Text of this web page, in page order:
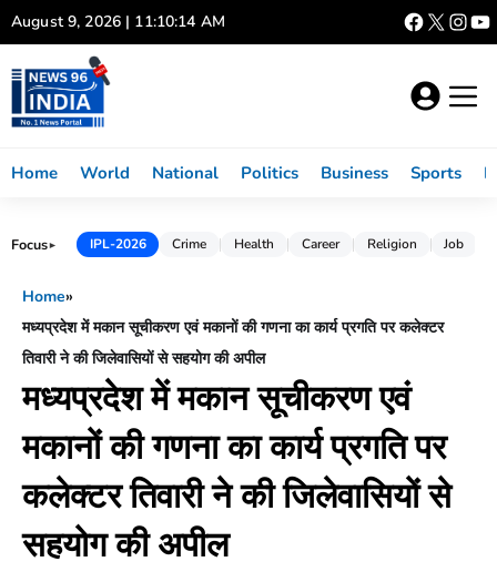
Skip
to
content
August 9, 2026 | 11:10:15 AM
Home World National Politics Business Sports
Focus► IPL-2026 Crime Health Career Religion Job
Home»
मध्यप्रदेश में मकान सूचीकरण एवं मकानों की गणना का कार्य प्रगति पर कलेक्टर
तिवारी ने की जिलेवासियों से सहयोग की अपील
मध्यप्रदेश में मकान सूचीकरण एवं
मकानों की गणना का कार्य प्रगति पर
कलेक्टर तिवारी ने की जिलेवासियों से
सहयोग की अपील